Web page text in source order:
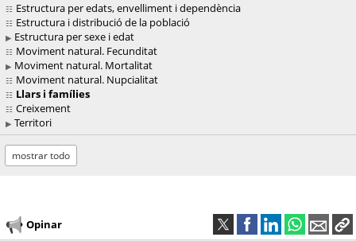
Estructura per edats, envelliment i dependència
Estructura i distribució de la població
Estructura per sexe i edat
Moviment natural. Fecunditat
Moviment natural. Mortalitat
Moviment natural. Nupcialitat
Llars i famílies
Creixement
Territori
mostrar todo
Opinar